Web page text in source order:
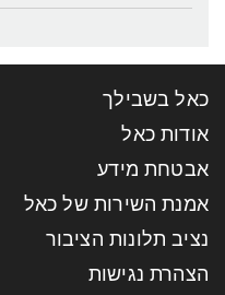
כאל בשבילך
אודות כאל
אבטחת מידע
אמנת השירות של כאל
נציב תלונות הציבור
הצהרת נגישות